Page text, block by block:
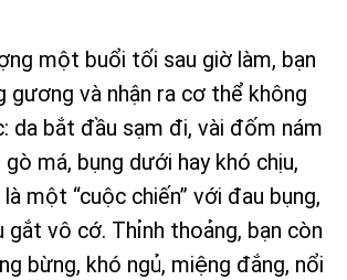
một buổi tối sau giờ làm, bạn
gương và nhận ra cơ thể không
da bắt đầu sạm đi, vài đốm nám
má, bụng dưới hay khó chịu,
một “cuộc chiến” với đau bụng,
gắt vô cớ. Thỉnh thoảng, bạn còn
bừng, khó ngủ, miệng đắng, nổi